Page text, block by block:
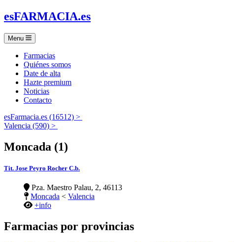
esFARMACIA.es
Menu
Farmacias
Quiénes somos
Date de alta
Hazte premium
Noticias
Contacto
esFarmacia.es (16512) >
Valencia (590) >
Moncada (1)
Tit. Jose Peyro Rocher C.b.
Pza. Maestro Palau, 2, 46113
Moncada < Valencia
+info
Farmacias por provincias